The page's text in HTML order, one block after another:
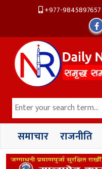
+977-9845897657
समाचार राजनीति